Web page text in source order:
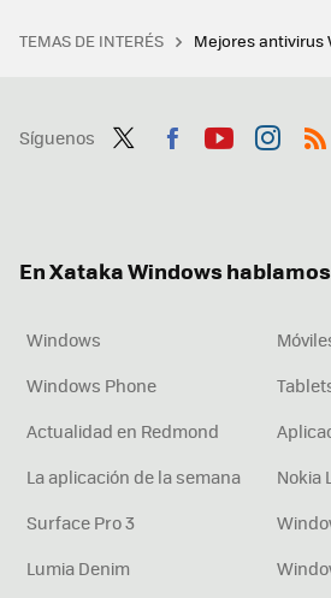
TEMAS DE INTERÉS Mejores antivirus
Síguenos
En Xataka Windows
Windows
Windows Phone
Actualidad en Redmond
La aplicación de la semana
Nokia
Surface Pro 3
Lumia Denim